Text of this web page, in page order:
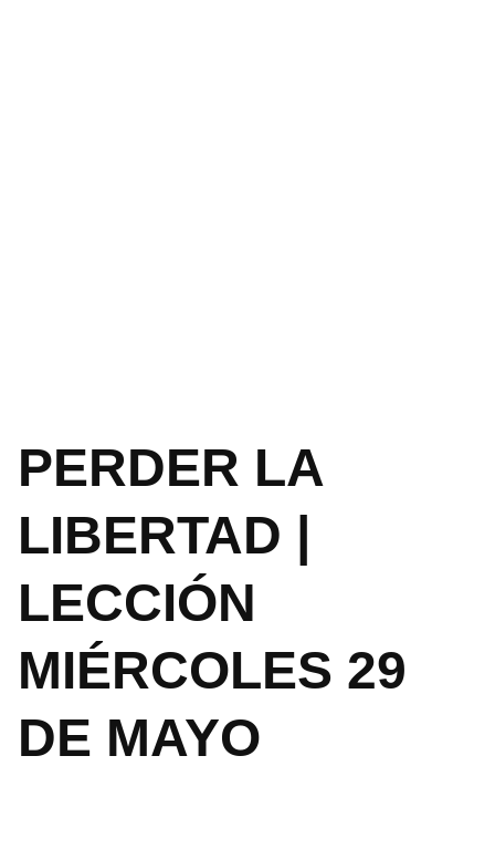
PERDER LA
LIBERTAD |
LECCIÓN
MIÉRCOLES 29
DE MAYO